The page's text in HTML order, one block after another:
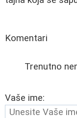
Komentari
Trenutno
Vaše ime: